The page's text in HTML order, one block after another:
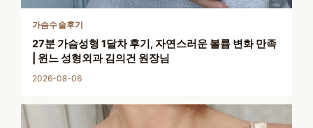
가슴수술후기
27분 가슴성형 1달차 후기, 자연스러운 볼륨 변화 만족
| 윈느 성형외과 김의건 원장님
2026-08-06